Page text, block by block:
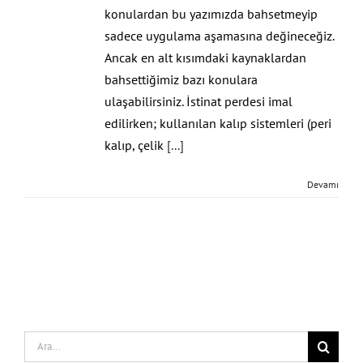
konulardan bu yazımızda bahsetmeyip
sadece uygulama aşamasına değineceğiz.
Ancak en alt kısımdaki kaynaklardan
bahsettiğimiz bazı konulara
ulaşabilirsiniz. İstinat perdesi imal
edilirken; kullanılan kalıp sistemleri (peri
kalıp, çelik [...]
Devamı
Search